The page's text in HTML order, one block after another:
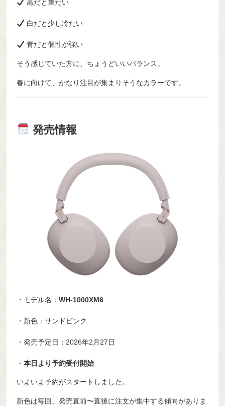
黒だと重たい
白だと少し冷たい
青だと個性が強い
そう感じていた方に、ちょうどいいバランス。
春に向けて、かなり注目が集まりそうなカラーです。
発売情報
・モデル名：WH-1000XM6
・新色：サンドピンク
・発売予定日：2026年2月27日
・本日より予約受付開始
いよいよ予約がスタートしました。
新色は毎回、発売直前〜直後に注文が集中する傾向がありま